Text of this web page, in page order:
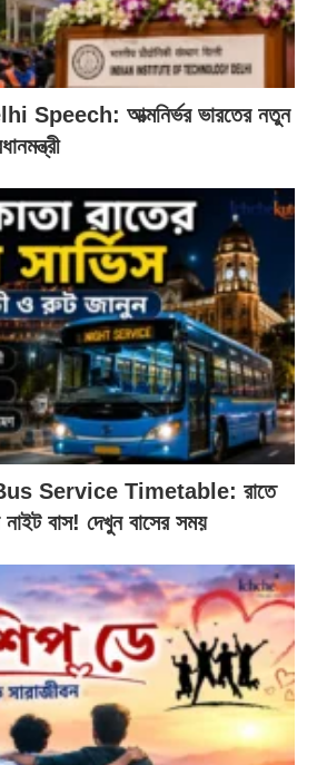
Speech: আত্মনির্ভর ভারতের নতুন
Service Timetable: রাতে
বাস! দেখুন বাসের সময়